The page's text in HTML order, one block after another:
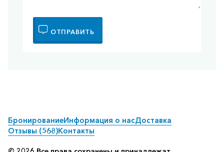
ОТПРАВИТЬ
БронированиеИнформация о насДоставка
Отзывы (568)Контакты